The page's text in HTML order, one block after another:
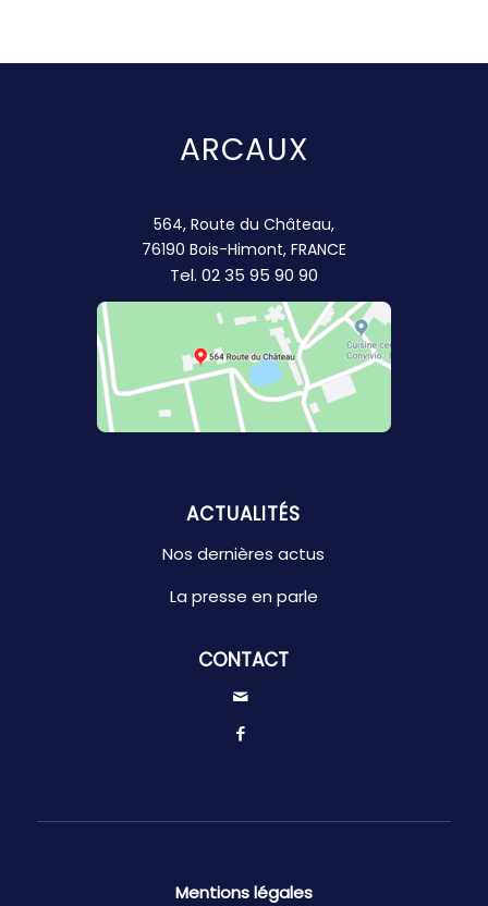
ARCAUX
564, Route du Château,
76190 Bois-Himont, FRANCE
Tel. 02 35 95 90 90
ACTUALITÉS
Nos dernières actus
La presse en parle
CONTACT
Mentions légales